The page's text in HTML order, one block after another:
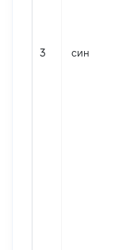
3 син